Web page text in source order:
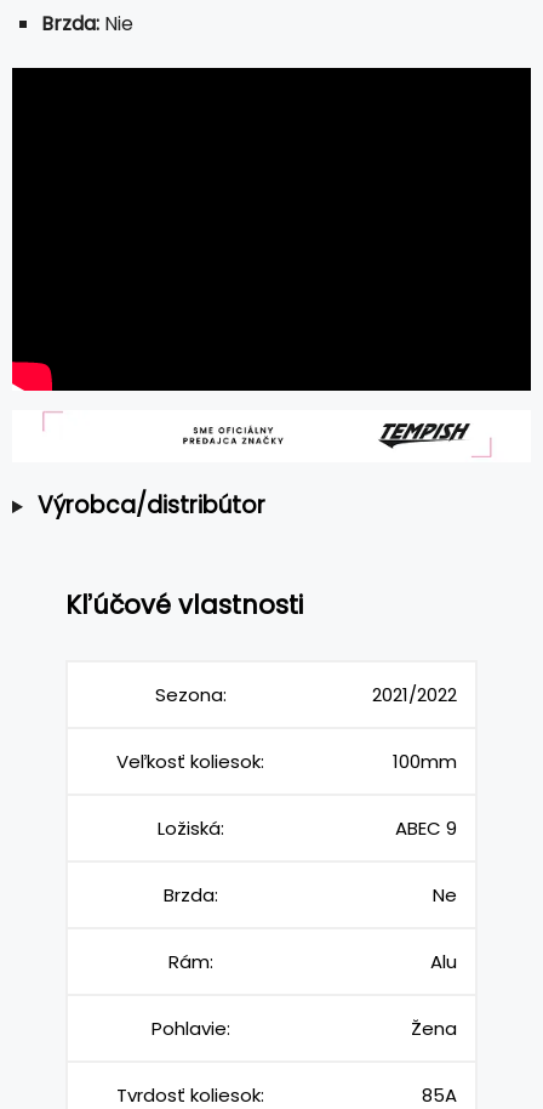
Brzda: Nie
Výrobca/distribútor
Kľúčové vlastnosti
Sezona: 2021/2022
Veľkosť koliesok: 100mm
Ložiská: ABEC 9
Brzda: Ne
Rám: Alu
Pohlavie: Žena
Tvrdosť koliesok: 85A